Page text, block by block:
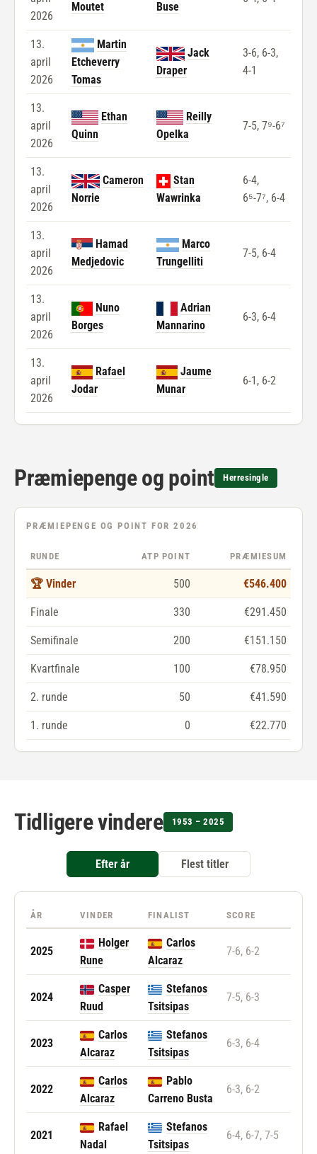
2026
Moutet Buse
13.
april
2026
Martin
Etcheverry
Tomas
Jack
Draper
3-6, 6-3,
4-1
13.
april
2026
Ethan
Quinn
Reilly
Opelka
7-5, 7⁹-6⁷
13.
april
2026
Cameron
Norrie
Stan
Wawrinka
6-4,
6⁵-7⁷, 6-4
13.
april
2026
Hamad
Medjedovic
Marco
Trungelliti
7-5, 6-4
13.
april
2026
Nuno
Borges
Adrian
Mannarino
6-3, 6-4
13.
april
2026
Rafael
Jodar
Jaume
Munar
6-1, 6-2
Præmiepenge og point Herresingle
PRÆMIEPENGE OG POINT FOR 2026
RUNDE ATP POINT PRÆMIESUM
🏆 Vinder 500 €546.400
Finale 330 €291.450
Semifinale 200 €151.150
Kvartfinale 100 €78.950
2. runde 50 €41.590
1. runde 0 €22.770
Tidligere vindere 1953 – 2025
Efter år Flest titler
ÅR VINDER FINALIST SCORE
2025
Holger
Rune
Carlos
Alcaraz
7-6, 6-2
2024
Casper
Ruud
Stefanos
Tsitsipas
7-5, 6-3
2023
Carlos
Alcaraz
Stefanos
Tsitsipas
6-3, 6-4
2022
Carlos
Alcaraz
Pablo
Carreno Busta
6-3, 6-2
2021
Rafael
Nadal
Stefanos
Tsitsipas
6-4, 6-7, 7-5